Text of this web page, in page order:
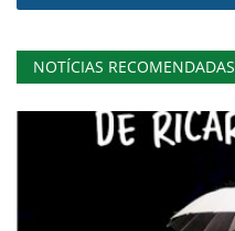
NOTÍCIAS RECOMENDADAS